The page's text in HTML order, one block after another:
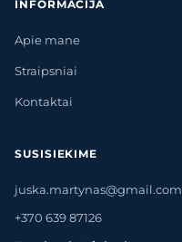
INFORMACIJA
Apie mane
Straipsniai
Kontaktai
SUSISIEKIME
juska.martynas@gmail.com
+370 639 87126